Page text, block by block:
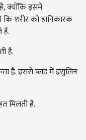
क्योंकि इसमें
कि शरीर को हानिकारक
हैं.
है.
है. इससे ब्लड में इंसुलिन
मिलती है.